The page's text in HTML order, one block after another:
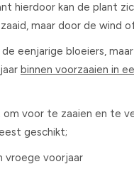
hierdoor kan de plant
maar door de wind
eenjarige bloeiers,
binnen voorzaaien in
voor te zaaien en te
geschikt;
vroege voorjaar